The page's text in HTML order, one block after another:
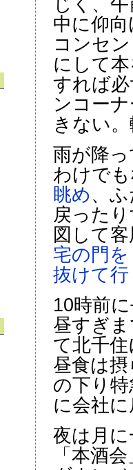
じく、
中に仰
コンセ
にして
すれば
ンコー
きない
雨が降
わけで
眺め 、
戻った
図して
宅の門
抜けて行
10時前
昼すぎ
て北千
昼食は
の下り
に会社
夜は月
「本酒